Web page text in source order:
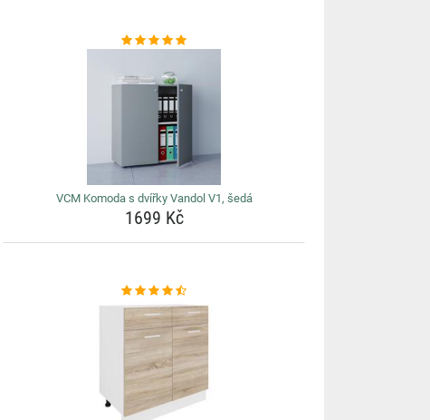
VCM Komoda s dvířky Vandol V1, šedá
1699 Kč